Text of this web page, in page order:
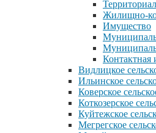
Жилищно-
Имущество
Контактная
Видлицкое
Ильинское
Коверское
Коткозерское
Куйтежское
Мегрегское